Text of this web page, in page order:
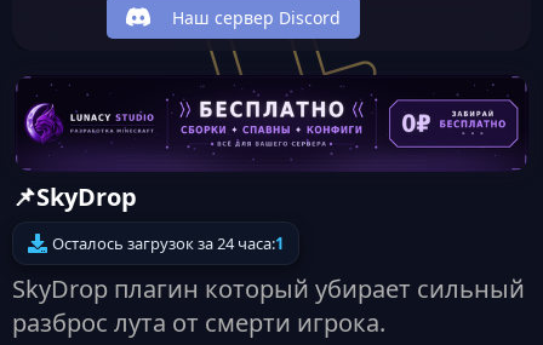
Наш сервер Discord
📌SkyDrop
Осталось загрузок за 24 часа:1
SkyDrop плагин который убирает сильный
разброс лута от смерти игрока.